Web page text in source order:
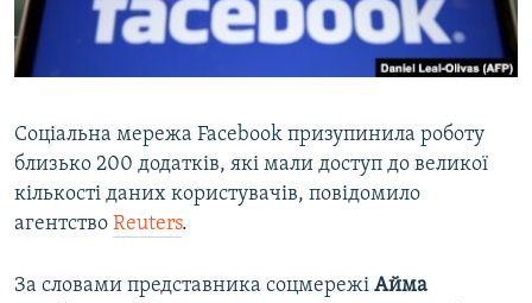
ВІДЕОУРОКИ «ELIFBE»
Русский
Qırımtatar
ДОЛУЧАЙСЯ!
Соціальна мережа Facebook призупинила роботу
близько 200 додатків, які мали доступ до великої
кількості даних користувачів, повідомило
агентство Reuters.
За словами представника соцмережі Айма